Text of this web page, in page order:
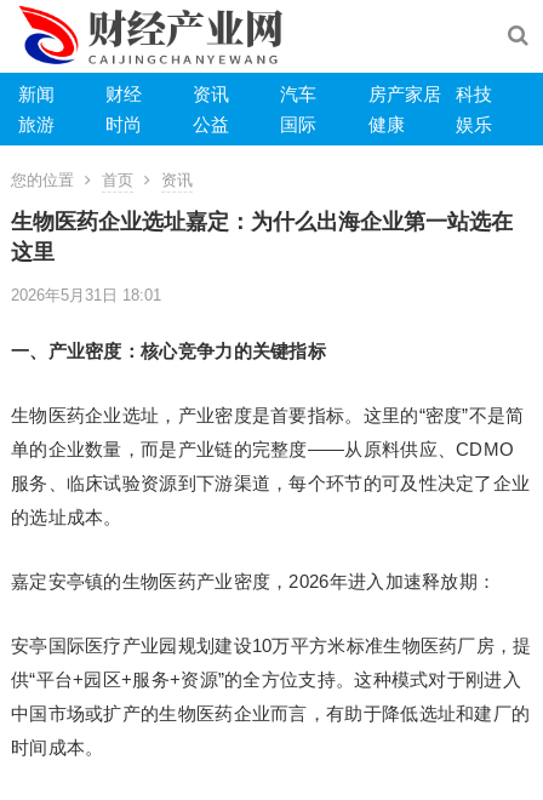
新闻 财经 资讯 汽车 房产家居
科技
旅游
时尚 公益 国际 健康 娱乐
您的位置 首页 资讯
生物医药企业选址嘉定：为什么出海企业第一站选在
这里
2026年5月31日 18:01
一、产业密度：核心竞争力的关键指标
生物医药企业选址，产业密度是首要指标。这里的“密度”不是简
单的企业数量，而是产业链的完整度——从原料供应、CDMO
服务、临床试验资源到下游渠道，每个环节的可及性决定了企业
的选址成本。
嘉定安亭镇的生物医药产业密度，2026年进入加速释放期：
安亭国际医疗产业园规划建设10万平方米标准生物医药厂房，提
供“平台+园区+服务+资源”的全方位支持。这种模式对于刚进入
中国市场或扩产的生物医药企业而言，有助于降低选址和建厂的
时间成本。